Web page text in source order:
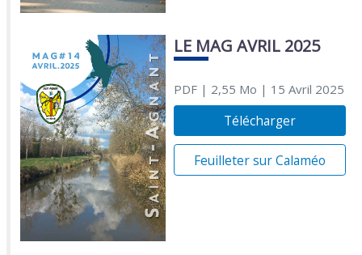
LE MAG AVRIL 2025
PDF| 2,55 Mo | 15 Avril 2025
Télécharger
Feuilleter sur Calaméo